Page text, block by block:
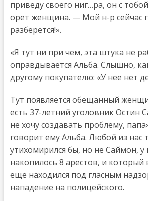
приведу своего ниг…ра, он с
орет женщина. — Мой н-р сейчас
разберется!».
«Я тут ни при чем, эта штука не
оправдывается Альба. Слышно,
другому покупателю: «У нее нет
Тут появляется обещанный
есть 37-летний уголовник Остин
не хочу создавать проблему,
говорит ему Альба. Любой из нас
утихомирился бы, но не Саймон, у
накопилось 8 арестов, и который
еще находился под гласным
нападение на полицейского.